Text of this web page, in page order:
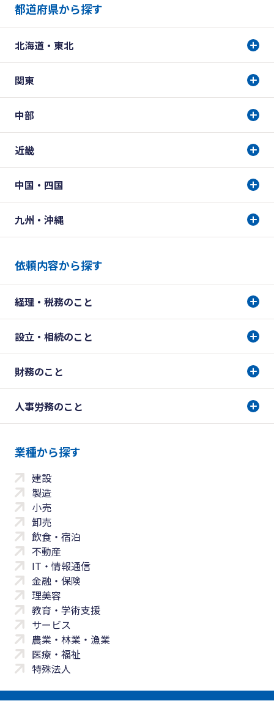
都道府県から探す
北海道・東北
関東
中部
近畿
中国・四国
九州・沖縄
依頼内容から探す
経理・税務のこと
設立・相続のこと
財務のこと
人事労務のこと
業種から探す
建設
製造
小売
卸売
飲食・宿泊
不動産
IT・情報通信
金融・保険
理美容
教育・学術支援
サービス
農業・林業・漁業
医療・福祉
特殊法人